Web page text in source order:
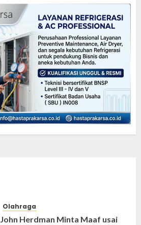
Olahraga
John Herdman Minta Maaf usai